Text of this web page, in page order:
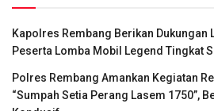
Kapolres Rembang Berikan Dukungan
Peserta Lomba Mobil Legend Tingkat
Polres Rembang Amankan Kegiatan
“Sumpah Setia Perang Lasem 1750”,